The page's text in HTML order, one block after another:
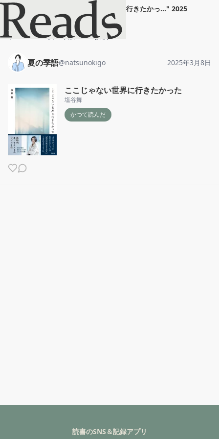
ここじゃない世界に行きたかっ..." 2025
年3月8日
ホーム
夏の季語 投稿
夏の季語@natsunokigo 2025年3月8日
ここじゃない世界に行きたかった
塩谷舞
かつて読んだ
読書のSNS＆記録アプリ